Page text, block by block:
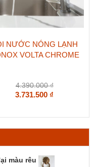
NƯỚC NÓNG LẠNH
VOLTA CHROME
4.390.000₫
3.731.500 ₫
màu rêu